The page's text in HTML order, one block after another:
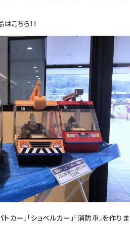
こちら！！
カー」「ショベルカー」「消防車」を作りま